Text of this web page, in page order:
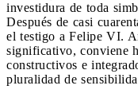
investidura de toda
Después de casi
el testigo a Felipe VI.
significativo, conviene
constructivos e
pluralidad de